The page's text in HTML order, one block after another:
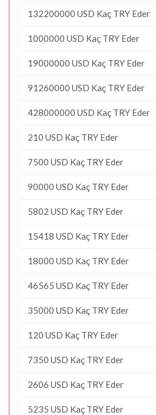
132200000 USD Kaç TRY Eder
1000000 USD Kaç TRY Eder
19000000 USD Kaç TRY Eder
91260000 USD Kaç TRY Eder
428000000 USD Kaç TRY Eder
210 USD Kaç TRY Eder
7500 USD Kaç TRY Eder
90000 USD Kaç TRY Eder
5802 USD Kaç TRY Eder
15418 USD Kaç TRY Eder
18000 USD Kaç TRY Eder
46565 USD Kaç TRY Eder
35000 USD Kaç TRY Eder
120 USD Kaç TRY Eder
7350 USD Kaç TRY Eder
2606 USD Kaç TRY Eder
5235 USD Kaç TRY Eder